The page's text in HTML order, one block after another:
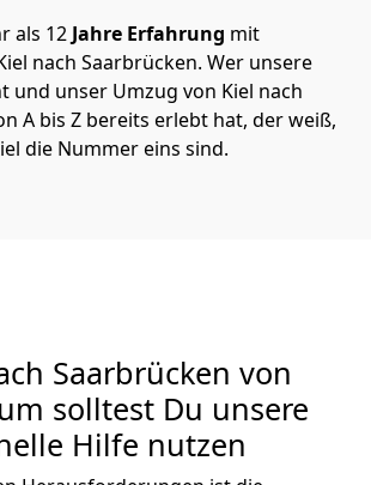
als 12 Jahre Erfahrung mit
nach Saarbrücken. Wer unsere
und unser Umzug von Kiel nach
A bis Z bereits erlebt hat, der weiß,
die Nummer eins sind.
Saarbrücken von
solltest Du unsere
Hilfe nutzen